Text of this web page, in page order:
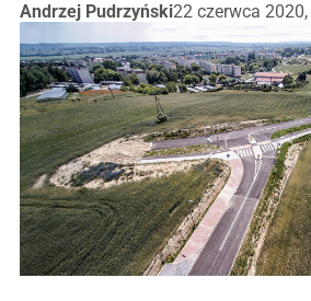
Andrzej Pudrzyński22 czerwca